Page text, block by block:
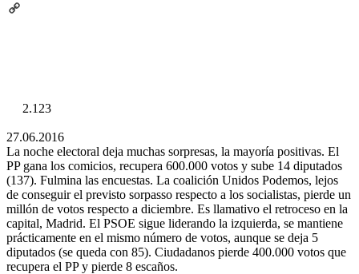
Email
2.123
27.06.2016
La noche electoral deja muchas sorpresas, la mayoría positivas. El
PP gana los comicios, recupera 600.000 votos y sube 14 diputados
(137). Fulmina las encuestas. La coalición Unidos Podemos, lejos
de conseguir el previsto sorpasso respecto a los socialistas, pierde un
millón de votos respecto a diciembre. Es llamativo el retroceso en la
capital, Madrid. El PSOE sigue liderando la izquierda, se mantiene
prácticamente en el mismo número de votos, aunque se deja 5
diputados (se queda con 85). Ciudadanos pierde 400.000 votos que
recupera el PP y pierde 8 escaños.